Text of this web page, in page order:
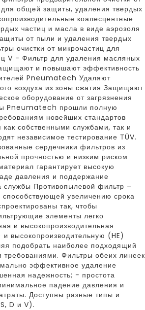
общей защиты, удаления твердых
коалесцентные
частиц и масла в виде аэрозоля
от пыли и удаления твердых
очистки от микрочастиц для
V - Фильтр для удаления масляных
и повышают эффективность
Pneumatech Удаляют
воздуха из зоны сжатия Защищают
оборудование от загрязнения
Pneumatech прошли полную
новейших стандартов
собственными службами, так и
независимое тестирование TÜV.
сердечники фильтров из
прочностью и низким риском
гарантирует высокую
давления и поддержание
службы Противопылевой фильтр –
увеличению срока
так, чтобы
элементы легко
и высокопроизводительная
высокопроизводительную (HE)
подобрать наиболее подходящий
требованиями. Фильтры обеих линеек
эффективное удаление
надежность; - простота
падение давления и
Доступны разные типы и
D и V).